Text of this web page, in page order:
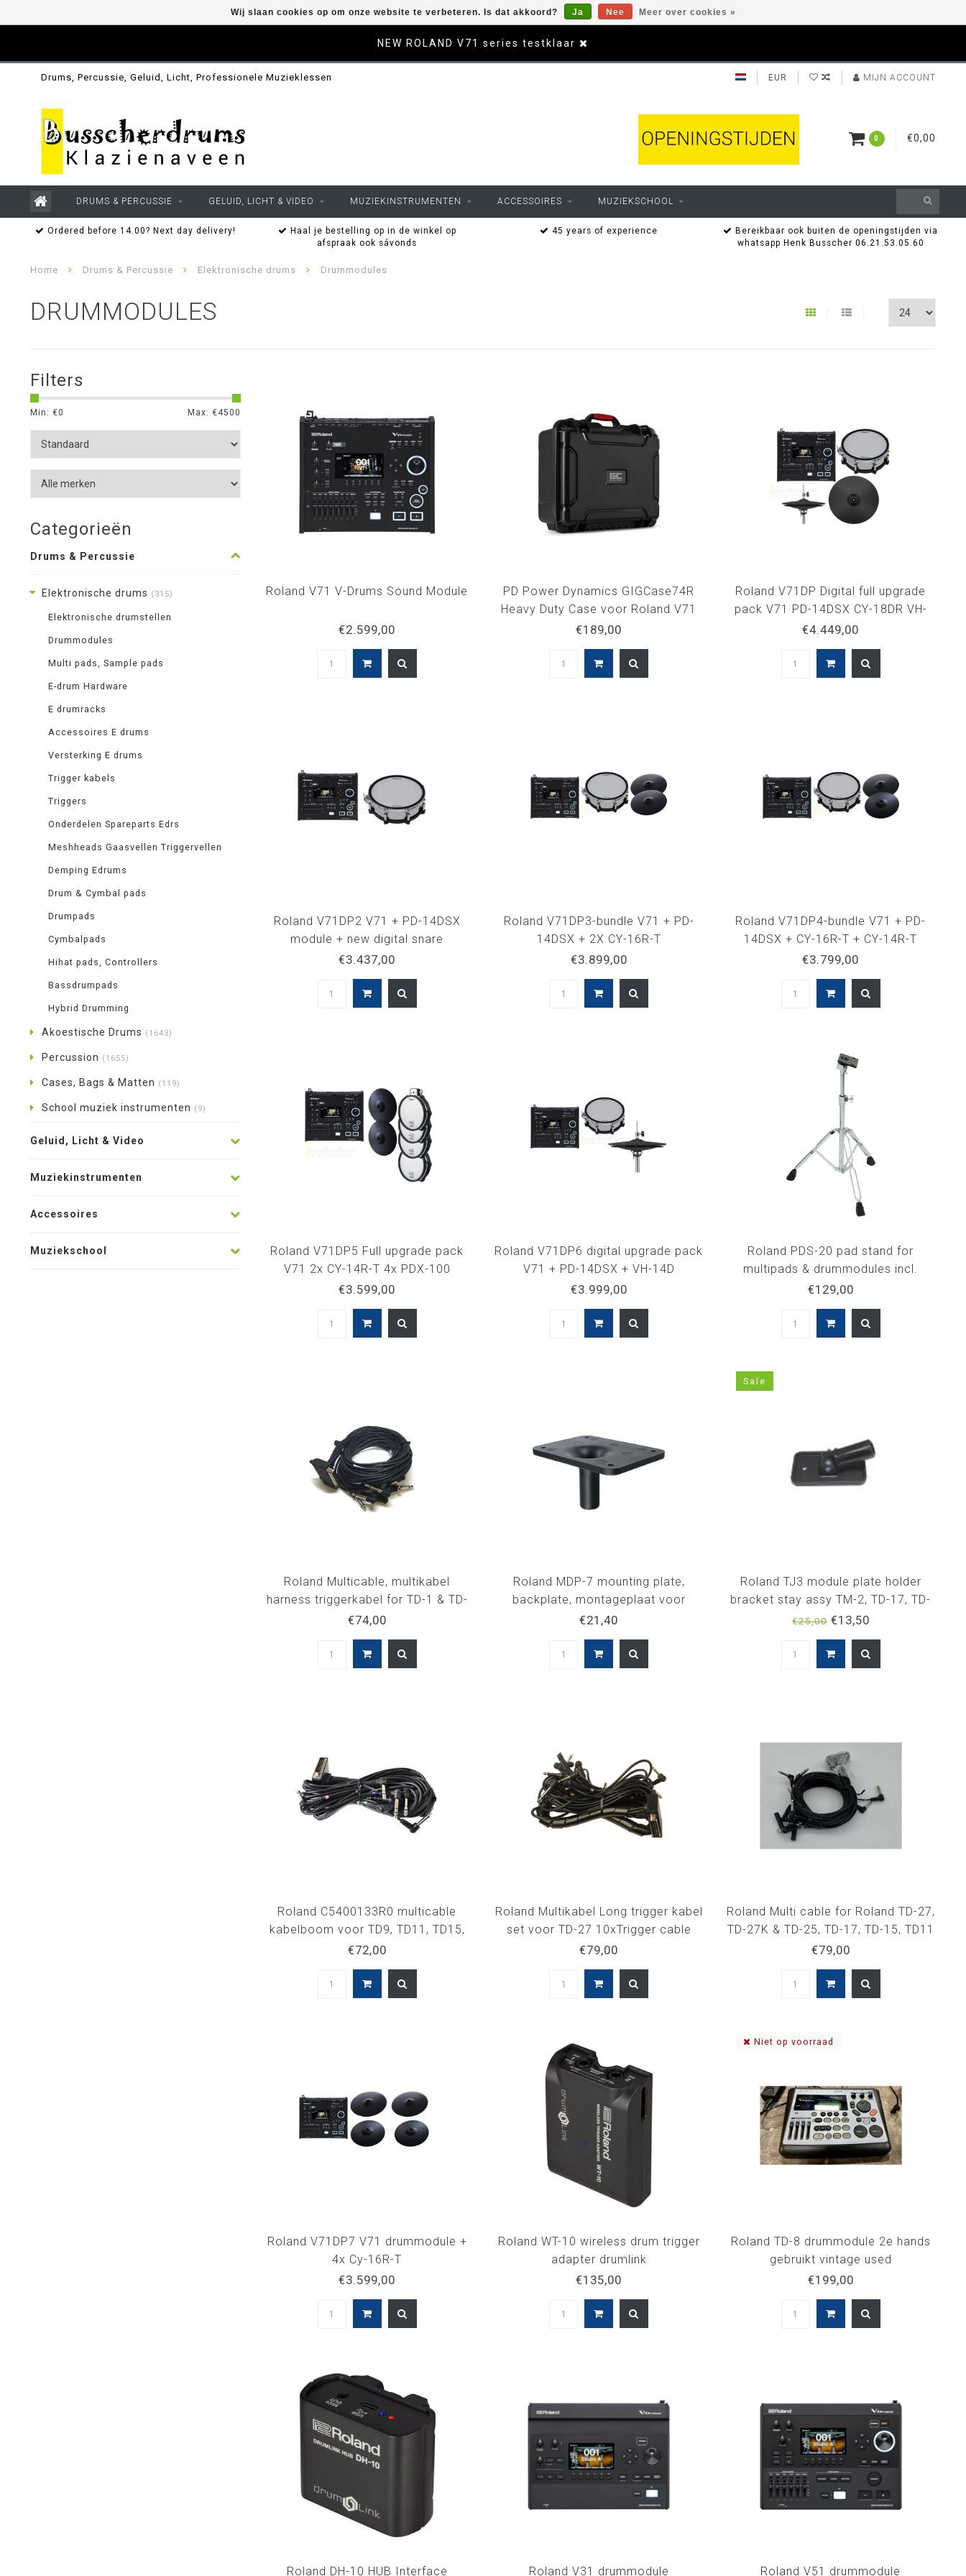
NEW ROLAND V71 series testklaar
Drums, Percussie, Geluid, Licht, Professionele Muzieklessen EUR MIJN ACCOUNT
0 €0,00
DRUMS & PERCUSSIE GELUID, LICHT & VIDEO MUZIEKINSTRUMENTEN ACCESSOIRES MUZIEKSCHOOL
Ordered before 14.00? Next day delivery!
Haal je bestelling op in de winkel op
afspraak ook sávonds
45 years of experience
Bereikbaar ook buiten de openingstijden via
whatsapp Henk Busscher 06.21.53.05.60
Home Drums & Percussie Elektronische drums Drummodules
DRUMMODULES
Filters
Min: €0 Max: €4500
Categorieën
Drums & Percussie
Elektronische drums (315)
Elektronische drumstellen
Drummodules
Multi pads, Sample pads
E-drum Hardware
E drumracks
Accessoires E drums
Versterking E drums
Trigger kabels
Triggers
Onderdelen Spareparts Edrs
Meshheads Gaasvellen Triggervellen
Demping Edrums
Drum & Cymbal pads
Drumpads
Cymbalpads
Hihat pads, Controllers
Bassdrumpads
Hybrid Drumming
Akoestische Drums (1643)
Percussion (1655)
Cases, Bags & Matten (119)
School muziek instrumenten (9)
Geluid, Licht & Video
Muziekinstrumenten
Accessoires
Muziekschool
Roland V71 V-Drums Sound Module
€2.599,00
PD Power Dynamics GIGCase74R
Heavy Duty Case voor Roland V71
TD-50X SPD-SX pro
€189,00
Roland V71DP Digital full upgrade
pack V71 PD-14DSX CY-18DR VH-
14D
€4.449,00
Roland V71DP2 V71 + PD-14DSX
module + new digital snare
€3.437,00
Roland V71DP3-bundle V71 + PD-
14DSX + 2X CY-16R-T
€3.899,00
Roland V71DP4-bundle V71 + PD-
14DSX + CY-16R-T + CY-14R-T
€3.799,00
Roland V71DP5 Full upgrade pack
V71 2x CY-14R-T 4x PDX-100
€3.599,00
Roland V71DP6 digital upgrade pack
V71 + PD-14DSX + VH-14D
€3.999,00
Roland PDS-20 pad stand for
multipads & drummodules incl.
backingplate
€129,00
Roland Multicable, multikabel
harness triggerkabel for TD-1 & TD-
07 drum module
€74,00
Roland MDP-7 mounting plate,
backplate, montageplaat voor
modules, multipads, td-50x
€21,40
Sale
Roland TJ3 module plate holder
bracket stay assy TM-2, TD-17, TD-
25, TD-27TD-11, TD-15
€25,00€13,50
Roland C5400133R0 multicable
kabelboom voor TD9, TD11, TD15,
TD17 TD25 TD27 module multikabel
€72,00
Roland Multikabel Long trigger kabel
set voor TD-27 10xTrigger cable
Langere kabel VAD504 VAD507
€79,00
Roland Multi cable for Roland TD-27,
TD-27K & TD-25, TD-17, TD-15, TD11
multicore
€79,00
Roland V71DP7 V71 drummodule +
4x Cy-16R-T
€3.599,00
Roland WT-10 wireless drum trigger
adapter drumlink
€135,00
Niet op voorraad
Roland TD-8 drummodule 2e hands
gebruikt vintage used
€199,00
Roland DH-10 HUB Interface Roland V31 drummodule Roland V51 drummodule
Wij slaan cookies op om onze website te verbeteren. Is dat akkoord? Ja Nee Meer over cookies »